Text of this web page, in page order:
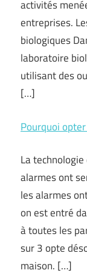
activités
entreprises.
biologiques
laboratoire
utilisant des
[…]
Pourquoi
La
alarmes ont
les alarmes
on est entré
à toutes les
sur 3 opte
maison. […]